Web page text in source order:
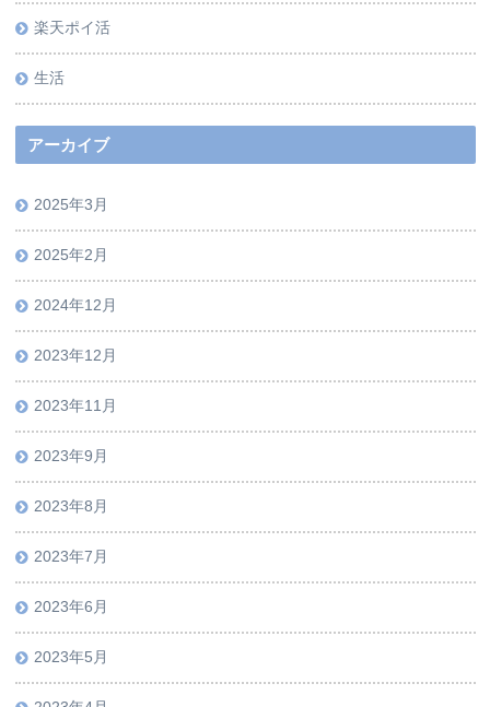
楽天ポイ活
生活
アーカイブ
2025年3月
2025年2月
2024年12月
2023年12月
2023年11月
2023年9月
2023年8月
2023年7月
2023年6月
2023年5月